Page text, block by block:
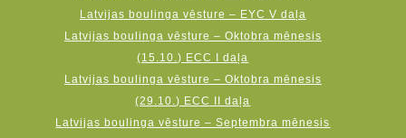
Latvijas boulinga vēsture – EYC V daļa
Latvijas boulinga vēsture – Oktobra mēnesis
(15.10.) ECC I daļa
Latvijas boulinga vēsture – Oktobra mēnesis
(29.10.) ECC II daļa
Latvijas boulinga vēsture – Septembra mēnesis